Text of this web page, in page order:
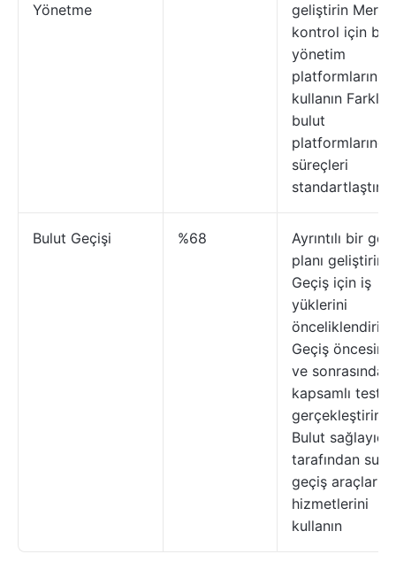
Yönetme
geliştirin
kontrol için
yönetim
platformlarını
kullanın Farklı
bulut
platformlarında
süreçleri
standartlaştırın
Bulut Geçişi %68
Ayrıntılı bir
planı geliştirin
Geçiş için iş
yüklerini
önceliklendirin
Geçiş
ve sonrasında
kapsamlı
gerçekleştirin
Bulut
tarafından
geçiş
hizmetlerini
kullanın